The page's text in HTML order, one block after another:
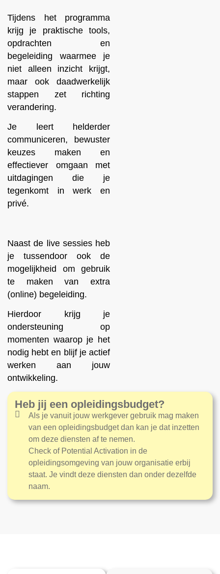
Tijdens het programma
krijg je praktische tools,
opdrachten en
begeleiding waarmee je
niet alleen inzicht krijgt,
maar ook daadwerkelijk
stappen zet richting
verandering.
Je leert helderder
communiceren, bewuster
keuzes maken en
effectiever omgaan met
uitdagingen die je
tegenkomt in werk en
privé.
Naast de live sessies heb
je tussendoor ook de
mogelijkheid om gebruik
te maken van extra
(online) begeleiding.
Hierdoor krijg je
ondersteuning op
momenten waarop je het
nodig hebt en blijf je actief
werken aan jouw
ontwikkeling.
Heb jij een opleidingsbudget?
Als je vanuit jouw werkgever gebruik mag maken
van een opleidingsbudget dan kan je dat inzetten
om deze diensten af te nemen.
Check of Potential Activation in de
opleidingsomgeving van jouw organisatie erbij
staat. Je vindt deze diensten dan onder dezelfde
naam.